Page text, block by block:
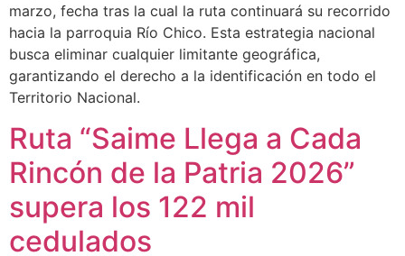
marzo, fecha tras la cual la ruta continuará su recorrido
hacia la parroquia Río Chico. Esta estrategia nacional
busca eliminar cualquier limitante geográfica,
garantizando el derecho a la identificación en todo el
Territorio Nacional.
Ruta “Saime Llega a Cada
Rincón de la Patria 2026”
supera los 122 mil
cedulados